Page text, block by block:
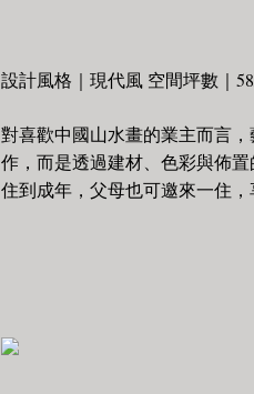
設計風格｜現代風 空間坪數｜
對喜歡中國山水畫的業主而言
作，而是透過建材、色彩與佈
住到成年，父母也可邀來一住，